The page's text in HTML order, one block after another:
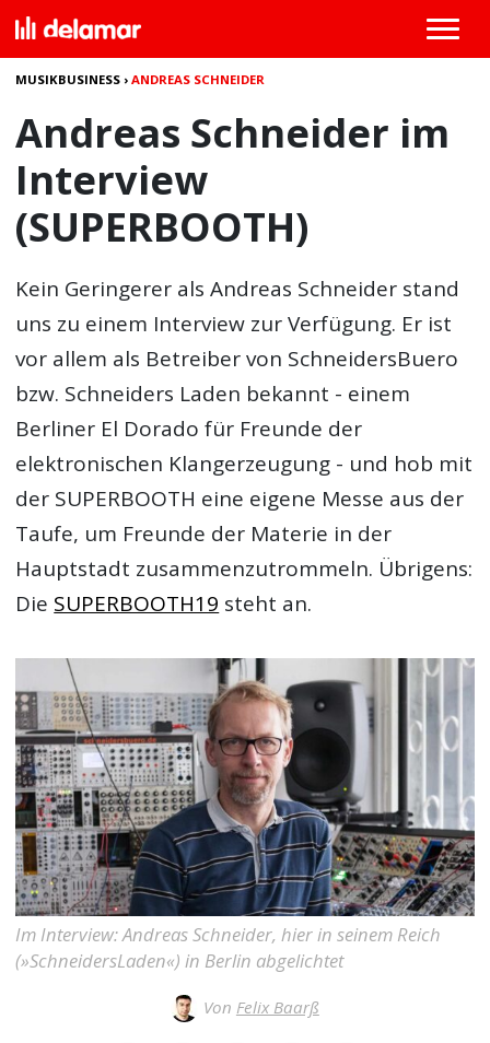
MUSIKBUSINESS ›ANDREAS SCHNEIDER
Andreas Schneider im
Interview
(SUPERBOOTH)
Kein Geringerer alsAndreas Schneider stand
uns zu einem Interview zur Verfügung. Er ist
vor allem als Betreiber von SchneidersBuero
bzw. Schneiders Laden bekannt - einem
Berliner El Dorado für Freunde der
elektronischen Klangerzeugung - und hob mit
der SUPERBOOTH eine eigene Messe aus der
Taufe, um Freunde der Materie in der
Hauptstadt zusammenzutrommeln. Übrigens:
Die SUPERBOOTH19 steht an.
Im Interview: Andreas Schneider, hier in seinem Reich
(»SchneidersLaden«) in Berlin abgelichtet
Von Felix Baarß